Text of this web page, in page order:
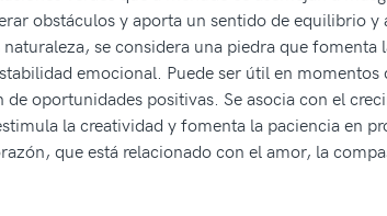
obstáculos y aporta un sentido de equilibrio
se considera una piedra que
emocional. Puede ser útil en momentos
oportunidades positivas. Se asocia con el
la creatividad y fomenta la paciencia en
que está relacionado con el amor, la